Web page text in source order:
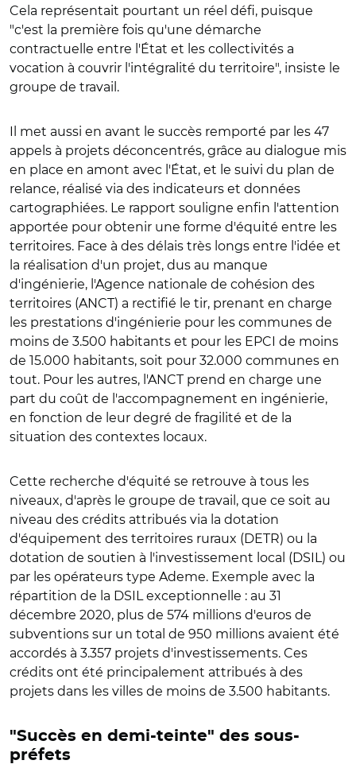
Cela représentait pourtant un réel défi, puisque
"c'est la première fois qu'une démarche
contractuelle entre l'État et les collectivités a
vocation à couvrir l'intégralité du territoire", insiste le
groupe de travail.
Il met aussi en avant le succès remporté par les 47
appels à projets déconcentrés, grâce au dialogue mis
en place en amont avec l'État, et le suivi du plan de
relance, réalisé via des indicateurs et données
cartographiées. Le rapport souligne enfin l'attention
apportée pour obtenir une forme d'équité entre les
territoires. Face à des délais très longs entre l'idée et
la réalisation d'un projet, dus au manque
d'ingénierie, l'Agence nationale de cohésion des
territoires (ANCT) a rectifié le tir, prenant en charge
les prestations d'ingénierie pour les communes de
moins de 3.500 habitants et pour les EPCI de moins
de 15.000 habitants, soit pour 32.000 communes en
tout. Pour les autres, l'ANCT prend en charge une
part du coût de l'accompagnement en ingénierie,
en fonction de leur degré de fragilité et de la
situation des contextes locaux.
Cette recherche d'équité se retrouve à tous les
niveaux, d'après le groupe de travail, que ce soit au
niveau des crédits attribués via la dotation
d'équipement des territoires ruraux (DETR) ou la
dotation de soutien à l'investissement local (DSIL) ou
par les opérateurs type Ademe. Exemple avec la
répartition de la DSIL exceptionnelle : au 31
décembre 2020, plus de 574 millions d'euros de
subventions sur un total de 950 millions avaient été
accordés à 3.357 projets d'investissements. Ces
crédits ont été principalement attribués à des
projets dans les villes de moins de 3.500 habitants.
"Succès en demi-teinte" des sous-
préfets